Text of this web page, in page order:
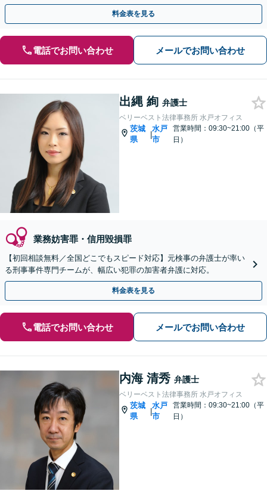
で）休日のご相談にも対応しています。
料金表を見る
電話でお問い合わせ メールでお問い合わせ
出縄 絢 弁護士
ベリーベスト法律事務所 水戸オフィス
茨城
県
|
水戸
市
営業時間：09:30~21:00（平
日）
業務妨害罪・信用毀損罪
【初回相談無料／全国どこでもスピード対応】元検事の弁護士が率い
る刑事事件専門チームが、幅広い犯罪の加害者弁護に対応。
料金表を見る
電話でお問い合わせ メールでお問い合わせ
内海 清秀 弁護士
ベリーベスト法律事務所 水戸オフィス
茨城
県
|
水戸
市
営業時間：09:30~21:00（平
日）